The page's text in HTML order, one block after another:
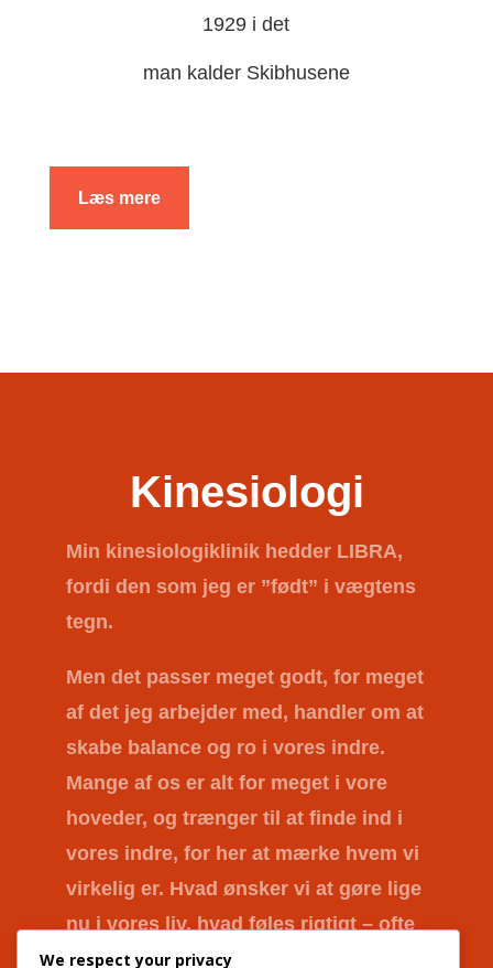
1929 i det
man kalder Skibhusene
Læs mere
Kinesiologi
Min kinesiologiklinik hedder LIBRA,
fordi den som jeg er ”født” i vægtens
tegn.
Men det passer meget godt, for meget
af det jeg arbejder med, handler om at
skabe balance og ro i vores indre.
Mange af os er alt for meget i vore
hoveder, og trænger til at finde ind i
vores indre, for her at mærke hvem vi
virkelig er. Hvad ønsker vi at gøre lige
nu i vores liv, hvad føles rigtigt – ofte
er svaret der, men vi lytter ikke efter.
We respect your privacy